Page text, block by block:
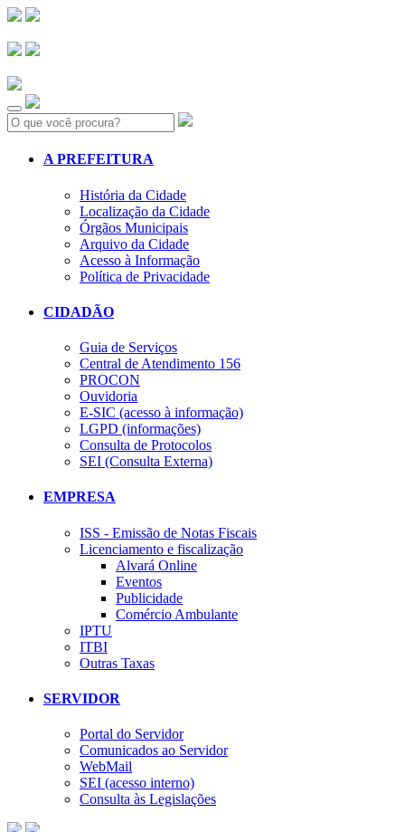
Search:
A PREFEITURA
História da Cidade
Localização da Cidade
Órgãos Municipais
Arquivo da Cidade
Acesso à Informação
Política de Privacidade
CIDADÃO
Guia de Serviços
Central de Atendimento 156
PROCON
Ouvidoria
E-SIC (acesso à informação)
LGPD (informações)
Consulta de Protocolos
SEI (Consulta Externa)
EMPRESA
ISS - Emissão de Notas Fiscais
Licenciamento e fiscalização
Alvará Online
Eventos
Publicidade
Comércio Ambulante
IPTU
ITBI
Outras Taxas
SERVIDOR
Portal do Servidor
Comunicados ao Servidor
WebMail
SEI (acesso interno)
Consulta às Legislações